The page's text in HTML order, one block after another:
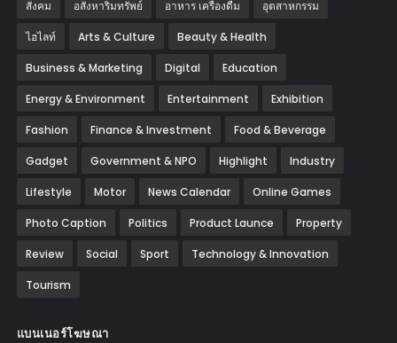
สังคม อสังหาริมทรัพย์ อาหาร เครื่องดื่ม อุตสาหกรรม
ไฮไลท์ Arts & Culture Beauty & Health
Business & Marketing Digital Education
Energy & Environment Entertainment Exhibition
Fashion Finance & Investment Food & Beverage
Gadget Government & NPO Highlight Industry
Lifestyle Motor News Calendar Online Games
Photo Caption Politics Product Launce Property
Review Social Sport Technology & Innovation
Tourism
แบนเนอร์โฆษณา